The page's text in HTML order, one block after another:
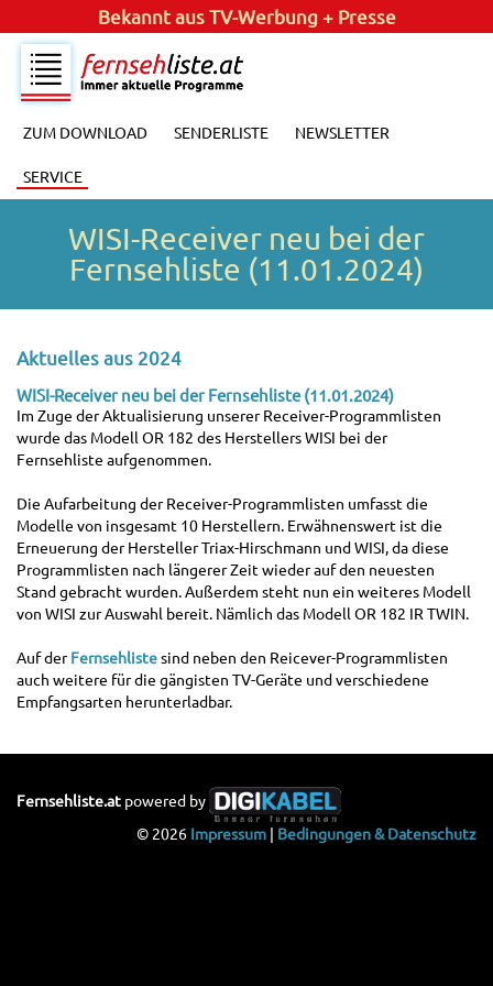
Bekannt ausTV-Werbung + Presse
ZUM DOWNLOAD SENDERLISTE NEWSLETTER
SERVICE
WISI-Receiver neu bei der
Fernsehliste (11.01.2024)
Aktuelles aus 2024
WISI-Receiver neu bei der Fernsehliste (11.01.2024)
Im Zuge der Aktualisierung unserer Receiver-Programmlisten
wurde das Modell OR 182 des Herstellers WISI bei der
Fernsehliste aufgenommen.
Die Aufarbeitung der Receiver-Programmlisten umfasst die
Modelle von insgesamt 10 Herstellern. Erwähnenswert ist die
Erneuerung der Hersteller Triax-Hirschmann und WISI, da diese
Programmlisten nach längerer Zeit wieder auf den neuesten
Stand gebracht wurden. Außerdem steht nun ein weiteres Modell
von WISI zur Auswahl bereit. Nämlich das Modell OR 182 IR TWIN.
Auf derFernsehlistesind neben den Reicever-Programmlisten
auch weitere für die gängisten TV-Geräte und verschiedene
Empfangsarten herunterladbar.
Fernsehliste.at powered by
© 2026 Impressum | Bedingungen & Datenschutz